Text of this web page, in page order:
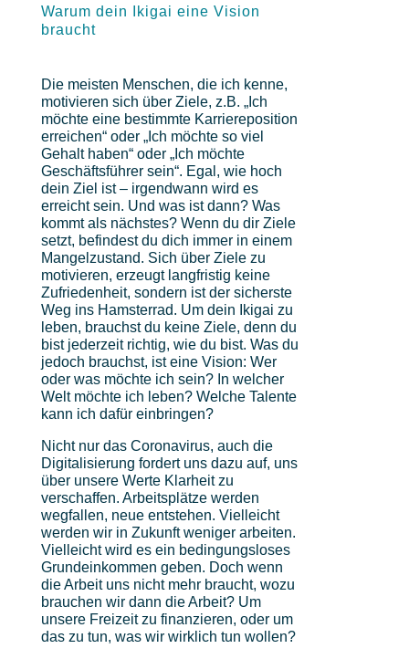
Warum dein Ikigai eine Vision
braucht
Die meisten Menschen, die ich kenne,
motivieren sich über Ziele, z.B. „Ich
möchte eine bestimmte Karriereposition
erreichen“ oder „Ich möchte so viel
Gehalt haben“ oder „Ich möchte
Geschäftsführer sein“. Egal, wie hoch
dein Ziel ist – irgendwann wird es
erreicht sein. Und was ist dann? Was
kommt als nächstes? Wenn du dir Ziele
setzt, befindest du dich immer in einem
Mangelzustand. Sich über Ziele zu
motivieren, erzeugt langfristig keine
Zufriedenheit, sondern ist der sicherste
Weg ins Hamsterrad. Um dein Ikigai zu
leben, brauchst du keine Ziele, denn du
bist jederzeit richtig, wie du bist. Was du
jedoch brauchst, ist eine Vision: Wer
oder was möchte ich sein? In welcher
Welt möchte ich leben? Welche Talente
kann ich dafür einbringen?
Nicht nur das Coronavirus, auch die
Digitalisierung fordert uns dazu auf, uns
über unsere Werte Klarheit zu
verschaffen. Arbeitsplätze werden
wegfallen, neue entstehen. Vielleicht
werden wir in Zukunft weniger arbeiten.
Vielleicht wird es ein bedingungsloses
Grundeinkommen geben. Doch wenn
die Arbeit uns nicht mehr braucht, wozu
brauchen wir dann die Arbeit? Um
unsere Freizeit zu finanzieren, oder um
das zu tun, was wir wirklich tun wollen?